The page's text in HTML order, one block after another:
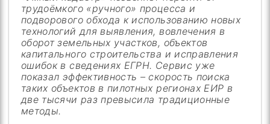
трудоёмкого «ручного» процесса и
подворового обхода к использованию новых
технологий для выявления, вовлечения в
оборот земельных участков, объектов
капитального строительства и исправления
ошибок в сведениях ЕГРН. Сервис уже
показал эффективность – скорость поиска
таких объектов в пилотных регионах ЕИР в
две тысячи раз превысила традиционные
методы.